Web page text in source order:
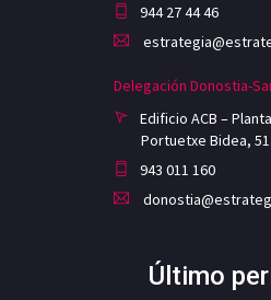
944 27 44 46
Delegación Donostia-
Edificio ACB –
Portuetxe Bidea,
943 011 160
Último